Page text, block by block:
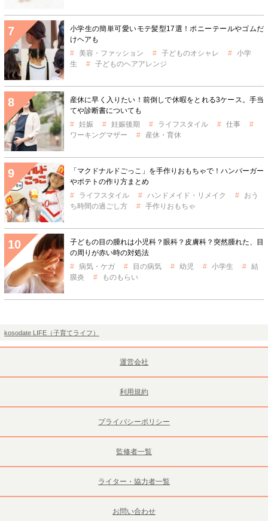
小学生の簡単可愛いモテ髪型17選！ポニーテールやゴムだ
けヘアも
美容・ファッション
子どものオシャレ
小学
生
子どものヘアアレンジ
産休に早く入りたい！前倒しで休暇をとれる3ケース。手当
てや診断書についても
妊娠
妊娠後期 ライフスタイル
仕事
ワーキングマザー
産休・育休
「マクドナルドごっこ」を手作りおもちゃで！ハンバーガー
やポテトの作り方まとめ
ライフスタイル
ハンドメイド・リメイク
おう
ち時間の過ごし方
手作りおもちゃ
子どもの目の腫れは小児科？眼科？皮膚科？突然腫れた、目
の周りが赤い時の対処法
病気・ケガ
目の病気 幼児 小学生
結
膜炎
ものもらい
kosodate LIFE（子育てライフ）
運営会社
利用規約
プライバシーポリシー
監修者一覧
ライター・協力者一覧
お問い合わせ